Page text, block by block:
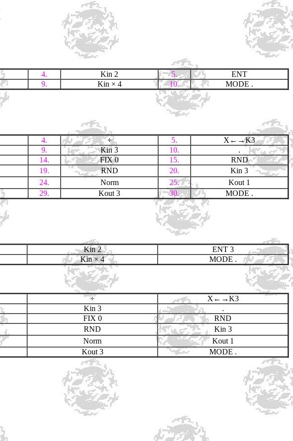
4. Kin 2 5.
ENT
9. Kin × 4 10. MODE .
4. ÷ 5.
X←→K3
9. Kin 3 10.
.
14. FIX 0 15.
RND
19. RND 20.
Kin 3
24. Norm 25.
Kout 1
29. Kout 3 30. MODE .
Kin 2
ENT 3
Kin × 4 MODE .
÷
X←→K3
Kin 3
.
FIX 0
RND
RND
Kin 3
Norm
Kout 1
Kout 3 MODE .